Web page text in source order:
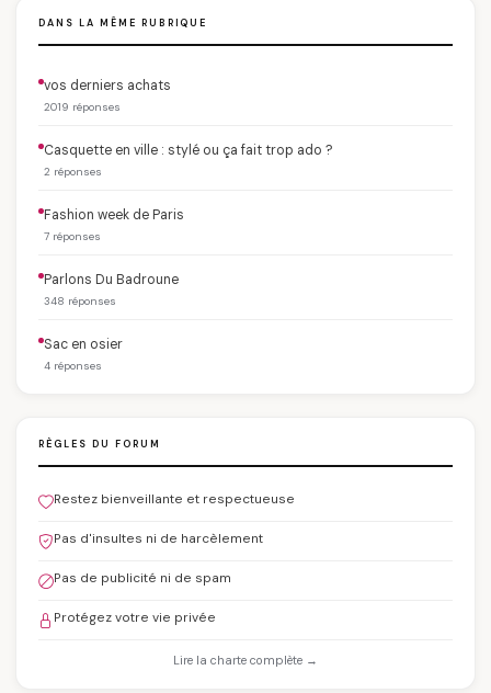
DANS LA MÊME RUBRIQUE
vos derniers achats
2019 réponses
Casquette en ville : stylé ou ça fait trop ado ?
2 réponses
Fashion week de Paris
7 réponses
Parlons Du Badroune
348 réponses
Sac en osier
4 réponses
RÈGLES DU FORUM
Restez bienveillante et respectueuse
Pas d'insultes ni de harcèlement
Pas de publicité ni de spam
Protégez votre vie privée
Lire la charte complète →